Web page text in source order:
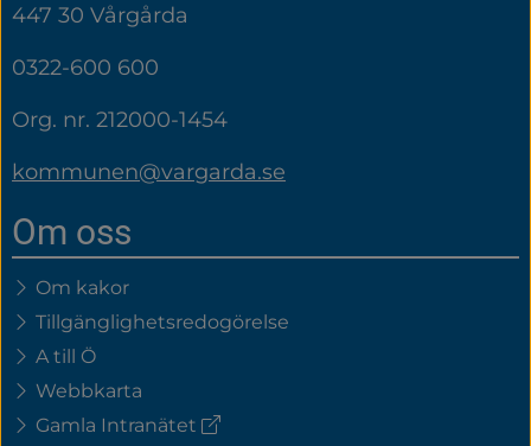
447 30 Vårgårda
0322-600 600
Org. nr. 212000-1454
kommunen@vargarda.se
Om oss
Om kakor
Tillgänglighetsredogörelse
A till Ö
Webbkarta
Gamla Intranätet (extern